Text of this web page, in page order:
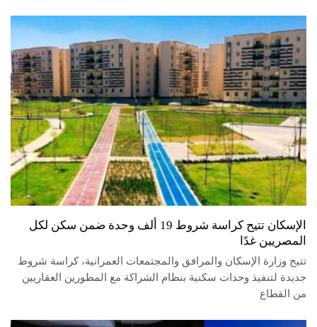
الإسكان تتيح كراسة شروط 19 ألف وحدة ضمن سكن لكل
المصريين غدًا
تتيح وزارة الإسكان والمرافق والمجتمعات العمرانية، كراسة شروط
جديدة لتنفيذ وحدات سكنية بنظام الشراكة مع المطورين العقاريين
من القطاع